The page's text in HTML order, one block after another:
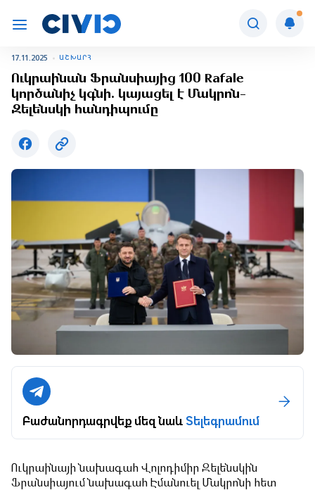
17.11.2025 ԱՇԽԱՐՀ
Ուկրաինան Ֆրանսիայից 100 Rafale
կործանիչ կգնի. կայացել է Մակրոն-
Զելենսկի հանդիպումը
Բաժանորդագրվեք մեզ նաևՏելեգրամում
Ուկրաինայի նախագահ Վոլոդիմիր Զելենսկին
Ֆրանսիայում նախագահ Էմանուել Մակրոնի հետ